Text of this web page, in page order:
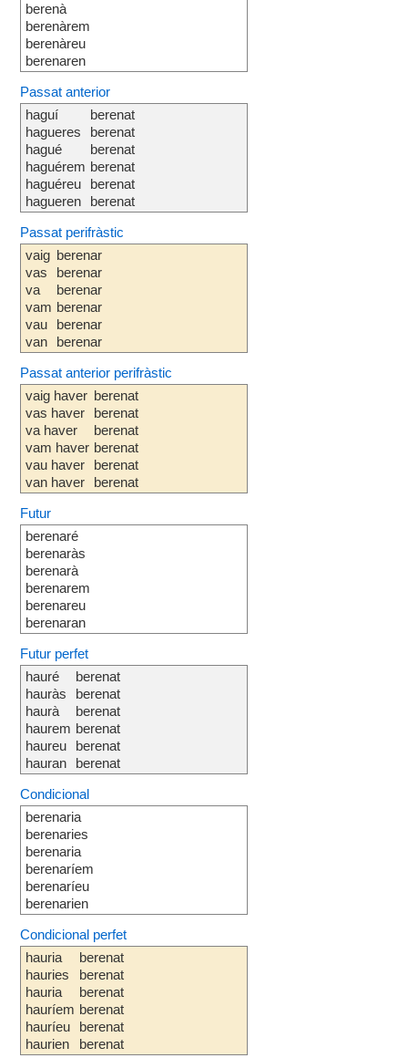
berenà
berenàrem
berenàreu
berenaren
Passat anterior
haguí
hagueres
hagué
haguérem
haguéreu
hagueren
berenat
berenat
berenat
berenat
berenat
berenat
Passat perifràstic
vaig
vas
va
vam
vau
van
berenar
berenar
berenar
berenar
berenar
berenar
Passat anterior perifràstic
vaig haver
vas haver
va haver
vam haver
vau haver
van haver
berenat
berenat
berenat
berenat
berenat
berenat
Futur
berenaré
berenaràs
berenarà
berenarem
berenareu
berenaran
Futur perfet
hauré
hauràs
haurà
haurem
haureu
hauran
berenat
berenat
berenat
berenat
berenat
berenat
Condicional
berenaria
berenaries
berenaria
berenaríem
berenaríeu
berenarien
Condicional perfet
hauria
hauries
hauria
hauríem
hauríeu
haurien
berenat
berenat
berenat
berenat
berenat
berenat